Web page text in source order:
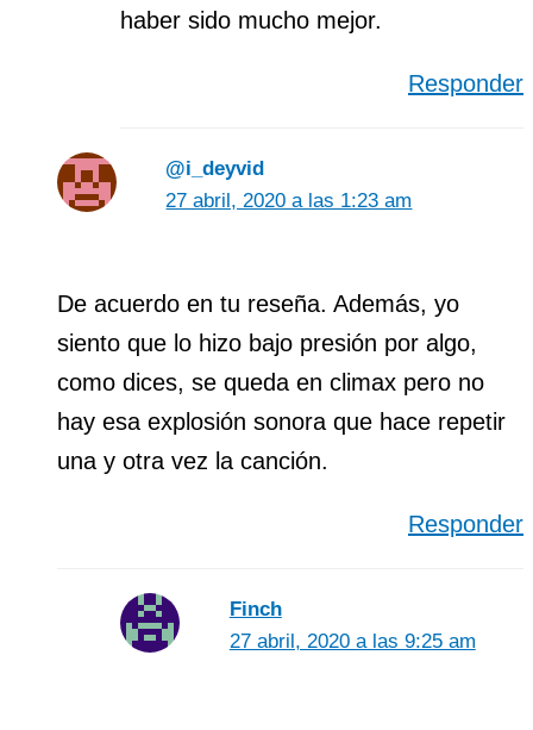
haber sido mucho mejor.
Responder
@i_deyvid
27 abril, 2020 a las 1:23 am
De acuerdo en tu reseña. Además, yo
siento que lo hizo bajo presión por algo,
como dices, se queda en climax pero no
hay esa explosión sonora que hace repetir
una y otra vez la canción.
Responder
Finch
27 abril, 2020 a las 9:25 am